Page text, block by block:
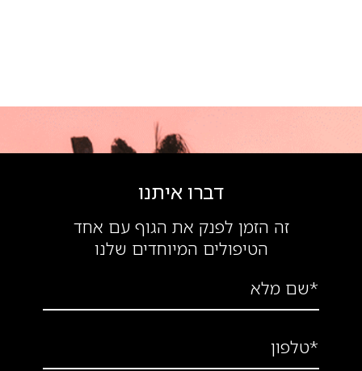
דברו איתנו
זה הזמן לפנק את הגוף עם אחד
הטיפולים המיוחדים שלנו
*שם מלא
*טלפון